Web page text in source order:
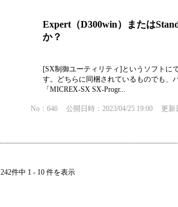
Expert（D300win）または
か？
[SX制御ユーティリティ]というソフトに
す。どちらに同梱されているものでも、
「MICREX-SX SX-Progr...
No：646 公開日時：2023/04/25 19:00 更新
242件中 1 - 10 件を表示